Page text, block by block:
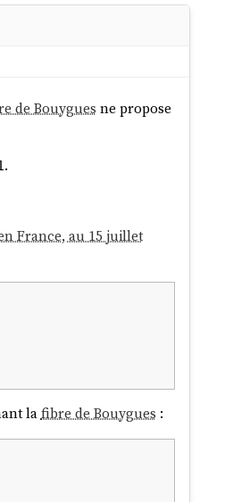
de Bouygues ne propose
.
France, au 15 juillet
lafibre de Bouygues :